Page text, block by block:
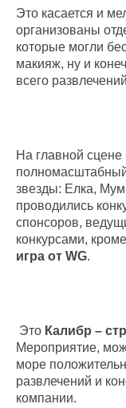
Это касается и
организованы
которые могли
макияж, ну и
всего
На главной сцене
звезды: Елка,
проводились
спонсоров,
конкурсами,
игра от WG.
Это Калибр –
Мероприятие,
море
развлечений и
компании.